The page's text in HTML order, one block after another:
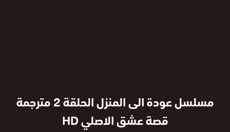
مسلسل عودة الى المنزل الحلقة 2 مترجمة
قصة عشق الاصلي HD